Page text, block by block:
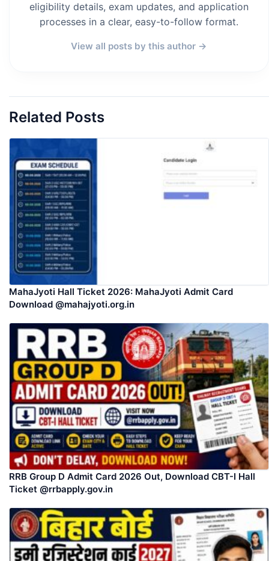
eligibility details, exam updates, and application
processes in a clear, easy-to-follow format.
View all posts by this author →
Related Posts
MahaJyoti Hall Ticket 2026: MahaJyoti Admit Card
Download @mahajyoti.org.in
RRB Group D Admit Card 2026 Out, Download CBT-I Hall
Ticket @rrbapply.gov.in